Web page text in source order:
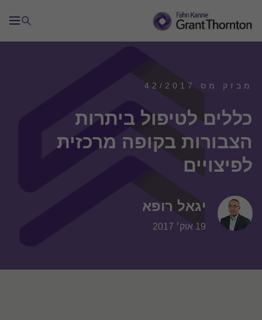
מבזק מס 42/2017
כללים לטיפול ביתרות
הצבורות בקופה מרכזית
לפיצויים
יגאל רופא
19 אוק׳ 2017